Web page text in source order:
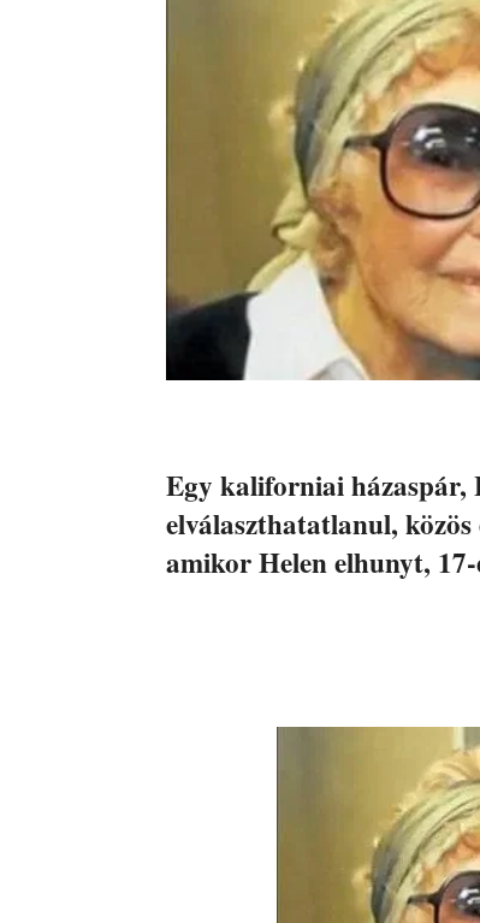
Egy kaliforniai házaspár,
elválaszthatatlanul,
amikor Helen elhunyt,